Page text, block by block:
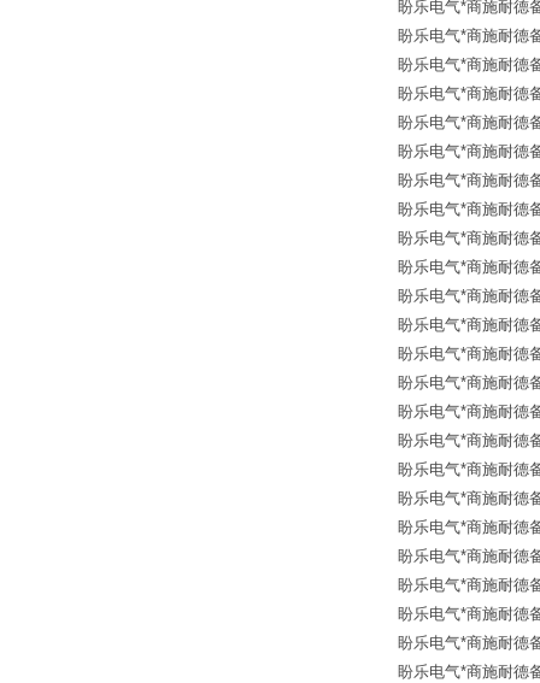
盼乐电气*商施耐德
盼乐电气*商施耐德
盼乐电气*商施耐德
盼乐电气*商施耐德
盼乐电气*商施耐德
盼乐电气*商施耐德
盼乐电气*商施耐德
盼乐电气*商施耐德
盼乐电气*商施耐德
盼乐电气*商施耐德
盼乐电气*商施耐德
盼乐电气*商施耐德
盼乐电气*商施耐德
盼乐电气*商施耐德
盼乐电气*商施耐德
盼乐电气*商施耐德
盼乐电气*商施耐德
盼乐电气*商施耐德
盼乐电气*商施耐德
盼乐电气*商施耐德
盼乐电气*商施耐德
盼乐电气*商施耐德
盼乐电气*商施耐德
盼乐电气*商施耐德